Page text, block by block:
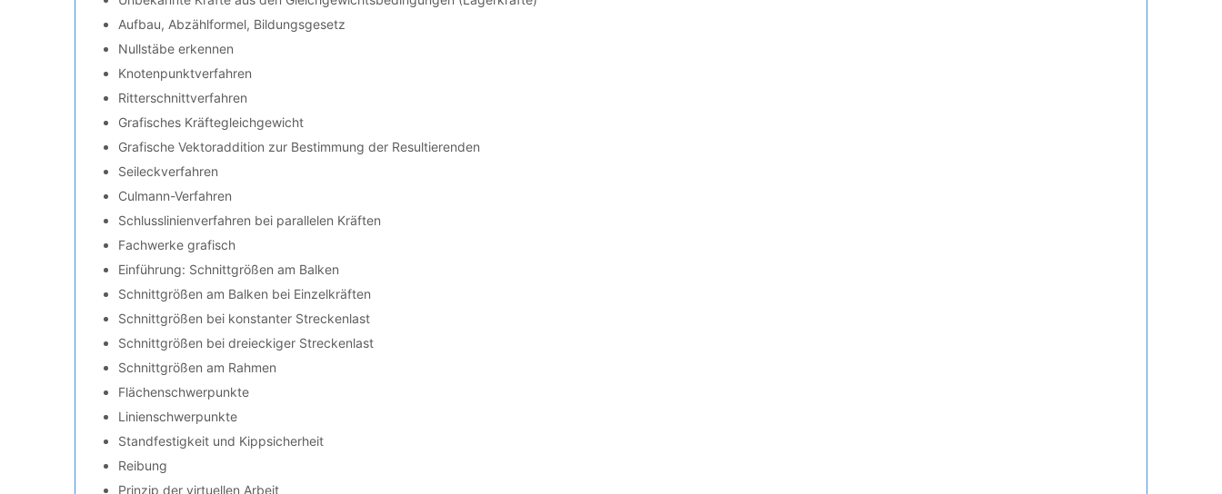
Aufbau, Abzählformel, Bildungsgesetz
Nullstäbe erkennen
Knotenpunktverfahren
Ritterschnittverfahren
Grafisches Kräftegleichgewicht
Grafische Vektoraddition zur Bestimmung der Resultierenden
Seileckverfahren
Culmann-Verfahren
Schlusslinienverfahren bei parallelen Kräften
Fachwerke grafisch
Einführung: Schnittgrößen am Balken
Schnittgrößen am Balken bei Einzelkräften
Schnittgrößen bei konstanter Streckenlast
Schnittgrößen bei dreieckiger Streckenlast
Schnittgrößen am Rahmen
Flächenschwerpunkte
Linienschwerpunkte
Standfestigkeit und Kippsicherheit
Reibung
Prinzip der virtuellen Arbeit